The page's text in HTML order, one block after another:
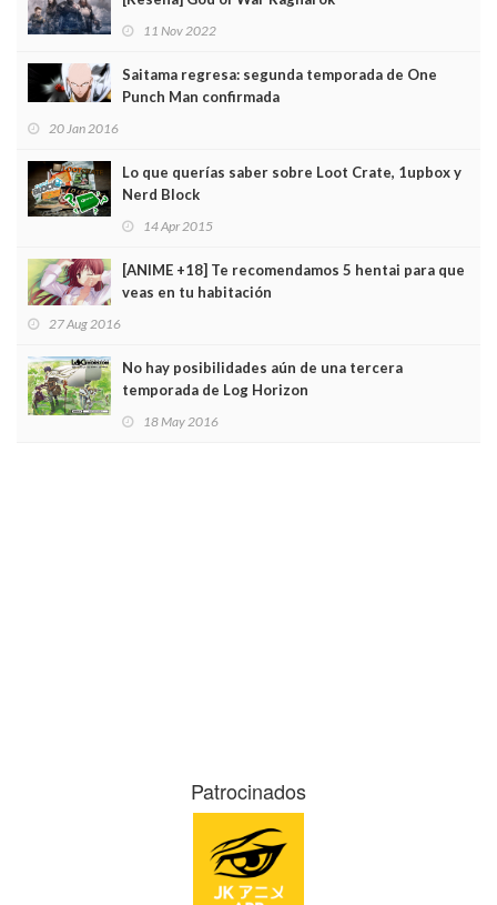
11 Nov 2022
Saitama regresa: segunda temporada de One
Punch Man confirmada
20 Jan 2016
Lo que querías saber sobre Loot Crate, 1upbox y
Nerd Block
14 Apr 2015
[ANIME +18] Te recomendamos 5 hentai para que
veas en tu habitación
27 Aug 2016
No hay posibilidades aún de una tercera
temporada de Log Horizon
18 May 2016
Patrocinados